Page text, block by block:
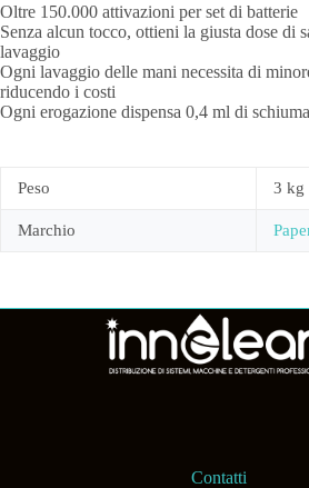
Oltre 150.000 attivazioni per set di batterie
Senza alcun tocco, ottieni la giusta dose di
lavaggio
Ogni lavaggio delle mani necessita di
riducendo i costi
Ogni erogazione dispensa 0,4 ml di schiuma
Peso 3 kg
Marchio
Contatti